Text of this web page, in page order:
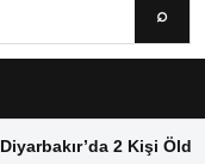
⌕
Diyarbakır’da 2 Kişi Öldü